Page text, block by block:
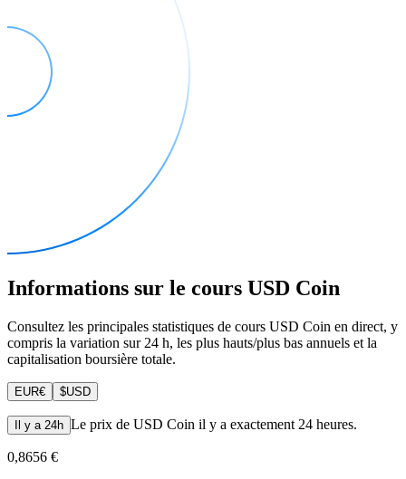
Informations sur le cours USD Coin
Consultez les principales statistiques de cours USD Coin en direct, y
compris la variation sur 24 h, les plus hauts/plus bas annuels et la
capitalisation boursière totale.
EUR€ $USD
Il y a 24h Le prix de USD Coin il y a exactement 24 heures.
0,8656 €